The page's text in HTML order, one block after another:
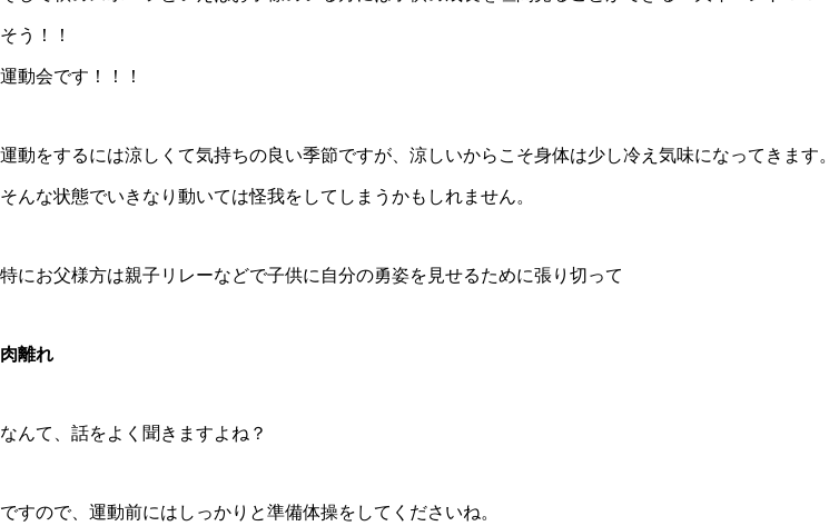
そう！！
運動会です！！！
運動をするには涼しくて気持ちの良い季節ですが、涼しいからこそ身体は少し冷え気味になってきます。
そんな状態でいきなり動いては怪我をしてしまうかもしれません。
特にお父様方は親子リレーなどで子供に自分の勇姿を見せるために張り切って
肉離れ
なんて、話をよく聞きますよね？
ですので、運動前にはしっかりと準備体操をしてくださいね。